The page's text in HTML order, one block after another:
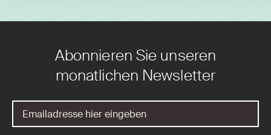
Abonnieren Sie unseren
monatlichen Newsletter